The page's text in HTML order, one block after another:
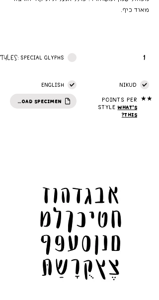
מאוד כיף.
SPECIAL GLYPHS 1
NIKUD
ENGLISH
DOWNLOAD SPECIMEN
Points per
style What's
this?
★★